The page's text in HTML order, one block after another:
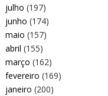
julho (197)
junho (174)
maio (157)
abril (155)
março (162)
fevereiro (169)
janeiro (200)